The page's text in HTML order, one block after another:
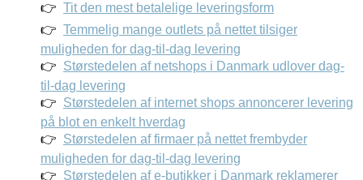
Tit den mest betalelige leveringsform
Temmelig mange outlets på nettet tilsiger
muligheden for dag-til-dag levering
Størstedelen af netshops i Danmark udlover dag-
til-dag levering
Størstedelen af internet shops annoncerer levering
på blot en enkelt hverdag
Størstedelen af firmaer på nettet frembyder
muligheden for dag-til-dag levering
Størstedelen af e-butikker i Danmark reklamerer